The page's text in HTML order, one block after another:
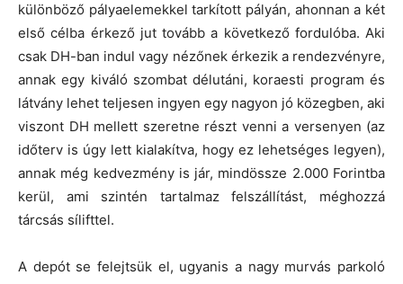
különböző pályaelemekkel tarkított pályán, ahonnan a két
első célba érkező jut tovább a következő fordulóba. Aki
csak DH-ban indul vagy nézőnek érkezik a rendezvényre,
annak egy kiváló szombat délutáni, koraesti program és
látvány lehet teljesen ingyen egy nagyon jó közegben, aki
viszont DH mellett szeretne részt venni a versenyen (az
időterv is úgy lett kialakítva, hogy ez lehetséges legyen),
annak még kedvezmény is jár, mindössze 2.000 Forintba
kerül, ami szintén tartalmaz felszállítást, méghozzá
tárcsás sílifttel.
A depót se felejtsük el, ugyanis a nagy murvás parkoló